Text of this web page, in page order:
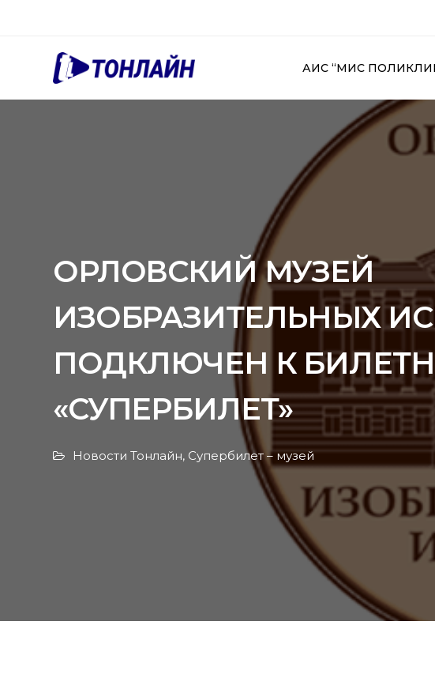
АИС “МИС
ОРЛОВСКИЙ МУЗЕЙ
ИЗОБРАЗИТЕЛЬНЫХ
ПОДКЛЮЧЕН К
«СУПЕРБИЛЕТ»
Новости Тонлайн, Супербилет – музей